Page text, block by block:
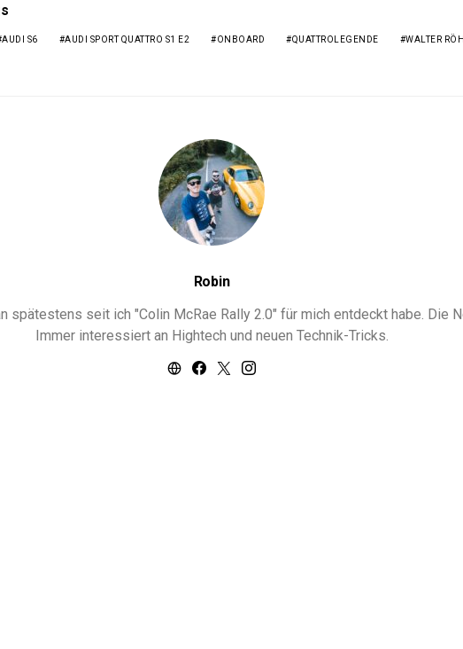
AUDI S6 AUDI SPORT QUATTRO S1 E2 ONBOARD QUATTROLEGENDE WALTER
Robin
spätestens seit ich "Colin McRae Rally 2.0" für mich entdeckt habe.
Immer interessiert an Hightech und neuen Technik-Tricks.